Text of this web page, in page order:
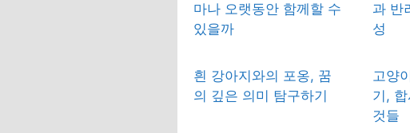
마나 오랫동안 함께할 수
있을까
과 반
성
흰 강아지와의 포옹, 꿈
의 깊은 의미 탐구하기
고양
기,
것들